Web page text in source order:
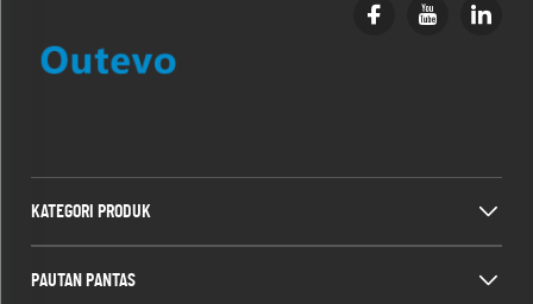
KATEGORI PRODUK
PAUTAN PANTAS